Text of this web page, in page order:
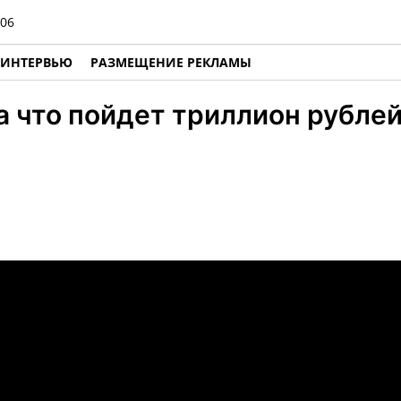
ИНТЕРВЬЮ РАЗМЕЩЕНИЕ РЕКЛАМЫ
что пойдет триллион